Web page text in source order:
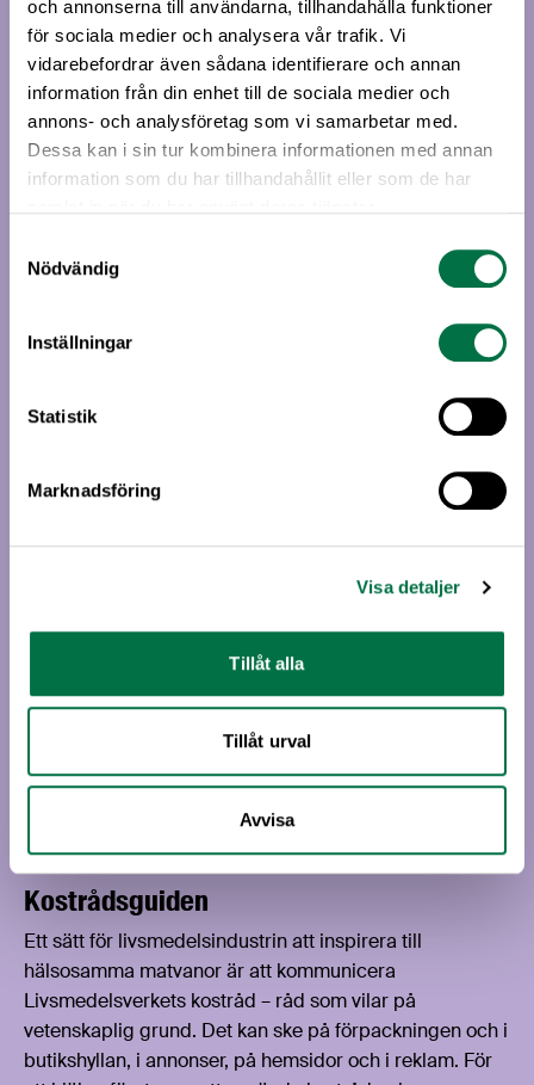
och annonserna till användarna, tillhandahålla funktioner
för sociala medier och analysera vår trafik. Vi
vidarebefordrar även sådana identifierare och annan
information från din enhet till de sociala medier och
annons- och analysföretag som vi samarbetar med.
Dessa kan i sin tur kombinera informationen med annan
information som du har tillhandahållit eller som de har
Nödvändig
Inställningar
Statistik
Marknadsföring
Visa detaljer
Tillåt alla
Tillåt urval
Avvisa
Handböcker om märkning
som syftar till att underlätta för livsmedelsproducenter
att använda hälsosamma budskap och att göra det på
ett ansvarsfullt, tydligt och balanserat sätt. Tydlig och
enkel märkning är en viktig förutsättning för att
Kostrådsguiden
Ett sätt för livsmedelsindustrin att inspirera till
hälsosamma matvanor är att kommunicera
Livsmedelsverkets kostråd – råd som vilar på
vetenskaplig grund. Det kan ske på förpackningen och i
butikshyllan, i annonser, på hemsidor och i reklam. För